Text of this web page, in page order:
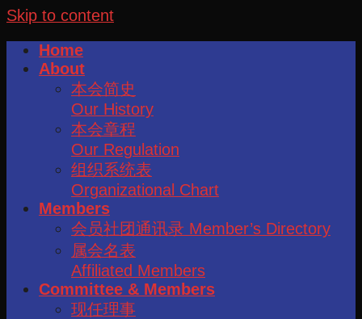
Skip to content
Home
About
本会简史
Our History
本会章程
Our Regulation
组织系统表
Organizational Chart
Members
会员社团通讯录 Member’s Directory
属会名表
Affiliated Members
Committee & Members
现任理事